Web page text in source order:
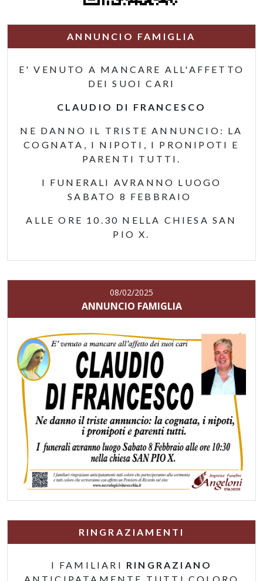
ANNUNCIO FAMIGLIA
E' VENUTO A MANCARE ALL'AFFETTO
DEI SUOI CARI
CLAUDIO DI FRANCESCO
NE DANNO IL TRISTE ANNUNCIO: LA
COGNATA, I NIPOTI, I PRONIPOTI E
PARENTI TUTTI.
I FUNERALI AVRANNO LUOGO
SABATO 8 FEBBRAIO
ALLE ORE 10.30 NELLA CHIESA SAN
PIO X.
08/02/2025
ANNUNCIO FAMIGLIA
RINGRAZIAMENTI
I FAMILIARI RINGRAZIANO